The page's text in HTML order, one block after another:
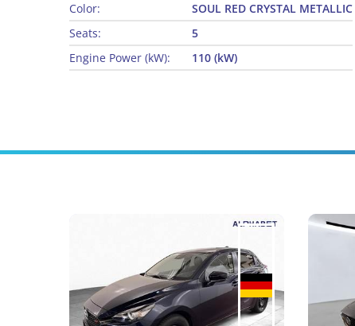
Color:
SOUL RED CRYSTAL METALLIC
Seats:
5
Engine Power (kW):
110 (kW)